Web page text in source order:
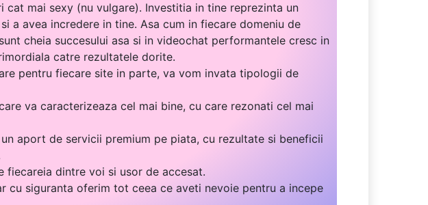
mai sexy (nu vulgare). Investitia in tine reprezinta un
a avea incredere in tine. Asa cum in fiecare domeniu de
cheia succesului asa si in videochat performantele cresc in
catre rezultatele dorite.
pentru fiecare site in parte, va vom invata tipologii de
va caracterizeaza cel mai bine, cu care rezonati cel mai
aport de servicii premium pe piata, cu rezultate si beneficii
fiecareia dintre voi si usor de accesat.
cu siguranta oferim tot ceea ce aveti nevoie pentru a incepe